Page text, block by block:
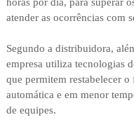
horas por dia, para superar
atender as ocorrências com
Segundo a distribuidora,
empresa utiliza tecnologias
que permitem restabelecer
automática e em menor
de equipes.